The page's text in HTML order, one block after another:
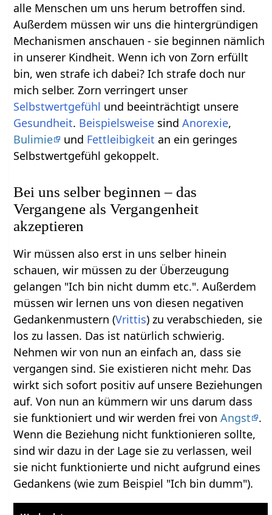
alle Menschen um uns herum betroffen sind.
Außerdem müssen wir uns die hintergründigen
Mechanismen anschauen - sie beginnen nämlich
in unserer Kindheit. Wenn ich von Zorn erfüllt
bin, wen strafe ich dabei? Ich strafe doch nur
mich selber. Zorn verringert unser
Selbstwertgefühl und beeinträchtigt unsere
Gesundheit. Beispielsweise sindAnorexie,
Bulimie
und Fettleibigkeit an ein geringes
Selbstwertgefühl gekoppelt.
Bei uns selber beginnen – das
Vergangene als Vergangenheit
akzeptieren
Wir müssen also erst in uns selber hinein
schauen, wir müssen zu der Überzeugung
gelangen "Ich bin nicht dumm etc.". Außerdem
müssen wir lernen uns von diesen negativen
Gedankenmustern (Vrittis) zu verabschieden, sie
los zu lassen. Das ist natürlich schwierig.
Nehmen wir von nun an einfach an, dass sie
vergangen sind. Sie existieren nicht mehr. Das
wirkt sich sofort positiv auf unsere Beziehungen
auf. Von nun an kümmern wir uns darum dass
sie funktioniert und wir werden frei vonAngst
.
Wenn die Beziehung nicht funktionieren sollte,
sind wir dazu in der Lage sie zu verlassen, weil
sie nicht funktionierte und nicht aufgrund eines
Gedankens (wie zum Beispiel "Ich bin dumm").